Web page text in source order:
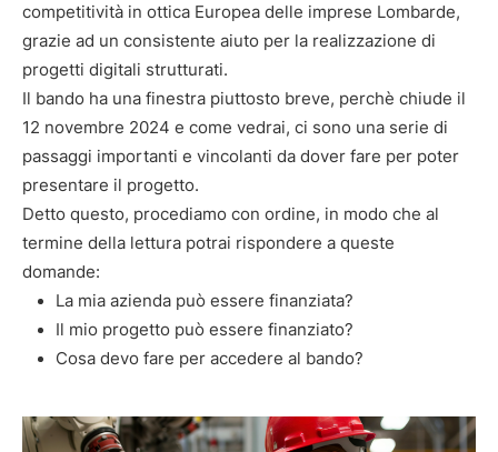
competitività in ottica Europea delle imprese Lombarde,
grazie ad un consistente aiuto per la realizzazione di
progetti digitali strutturati.
Il bando ha una finestra piuttosto breve, perchè chiude il
12 novembre 2024 e come vedrai, ci sono una serie di
passaggi importanti e vincolanti da dover fare per poter
presentare il progetto.
Detto questo, procediamo con ordine, in modo che al
termine della lettura potrai rispondere a queste
domande:
La mia azienda può essere finanziata?
Il mio progetto può essere finanziato?
Cosa devo fare per accedere al bando?